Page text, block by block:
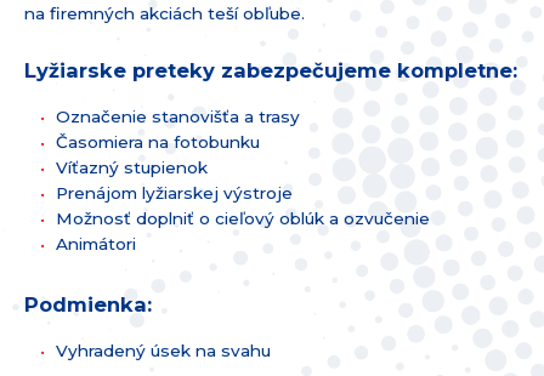
na firemných akciách teší obľube.
Lyžiarske preteky zabezpečujeme kompletne:
Označenie stanovišťa a trasy
Časomiera na fotobunku
Víťazný stupienok
Prenájom lyžiarskej výstroje
Možnosť doplniť o cieľový oblúk a ozvučenie
Animátori
Podmienka:
Vyhradený úsek na svahu